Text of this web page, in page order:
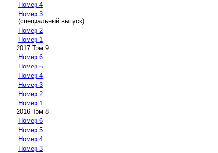
Номер 4
Номер 3
(специальный выпуск)
Номер 2
Номер 1
2017 Том 9
Номер 6
Номер 5
Номер 4
Номер 3
Номер 2
Номер 1
2016 Том 8
Номер 6
Номер 5
Номер 4
Номер 3